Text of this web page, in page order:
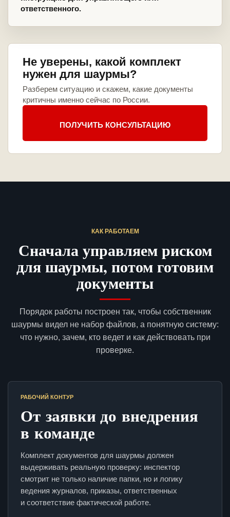
ответственного.
Не уверены, какой комплект
нужен для шаурмы?
Разберем ситуацию и скажем, какие документы
критичны именно сейчас по России.
ПОЛУЧИТЬ КОНСУЛЬТАЦИЮ
КАК РАБОТАЕМ
Сначала управляем риском
для шаурмы, потом готовим
документы
Порядок работы построен так, чтобы собственник
шаурмы видел не набор файлов, а понятную систему:
что нужно, зачем, кто ведет и как действовать при
проверке.
РАБОЧИЙ КОНТУР
От заявки до внедрения
в команде
Комплект документов для шаурмы должен
выдерживать реальную проверку: инспектор
смотрит не только наличие папки, но и логику
ведения журналов, приказы, ответственных
и соответствие фактической работе.